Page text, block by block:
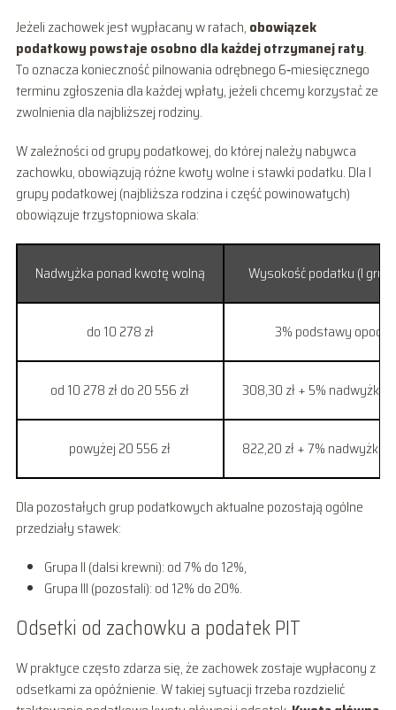
Jeżeli zachowek jest wypłacany w ratach, obowiązek
podatkowy powstaje osobno dla każdej otrzymanej raty.
To oznacza konieczność pilnowania odrębnego 6‑miesięcznego
terminu zgłoszenia dla każdej wpłaty, jeżeli chcemy korzystać ze
zwolnienia dla najbliższej rodziny.
W zależności od grupy podatkowej, do której należy nabywca
zachowku, obowiązują różne kwoty wolne i stawki podatku. Dla I
grupy podatkowej (najbliższa rodzina i część powinowatych)
obowiązuje trzystopniowa skala:
Nadwyżka ponad kwotę wolną Wysokość podatku (I
do 10 278 zł 3% podstawy
od 10 278 zł do 20 556 zł 308,30 zł + 5% nadwyżki
powyżej 20 556 zł 822,20 zł + 7% nadwyżki
Dla pozostałych grup podatkowych aktualne pozostają ogólne
przedziały stawek:
Grupa II (dalsi krewni): od 7% do 12%,
Grupa III (pozostali): od 12% do 20%.
Odsetki od zachowku a podatek PIT
W praktyce często zdarza się, że zachowek zostaje wypłacony z
odsetkami za opóźnienie. W takiej sytuacji trzeba rozdzielić